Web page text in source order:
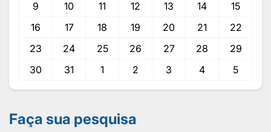
9
10 11 12 13 14
15
16
17 18 19 20 21
22
23
24 25 26 27 28
29
30
31 1 2 3 4 5
Faça sua pesquisa